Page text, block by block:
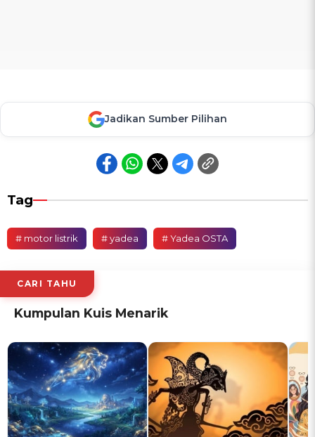
Jadikan Sumber Pilihan
Tag
# motor listrik # yadea # Yadea OSTA
CARI TAHU
Kumpulan Kuis Menarik